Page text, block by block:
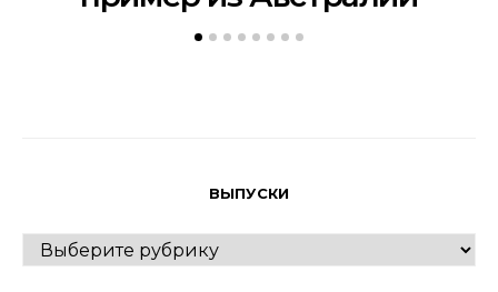
ВЫПУСКИ
ВЫПУСКИ